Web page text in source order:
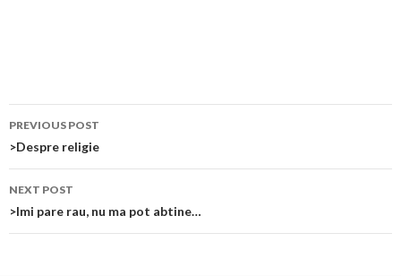
Post
navigation
PREVIOUS POST
>Despre religie
NEXT POST
>Imi pare rau, nu ma pot abtine…